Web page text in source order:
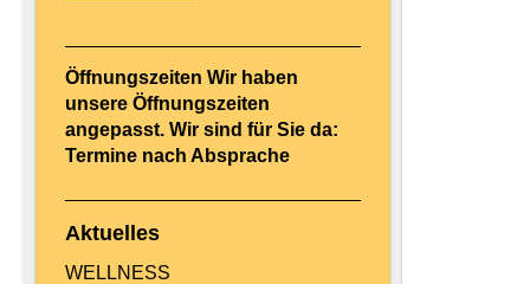
Öffnungszeiten Wir haben
unsere Öffnungszeiten
angepasst. Wir sind für Sie da:
Termine nach Absprache
Aktuelles
WELLNESS